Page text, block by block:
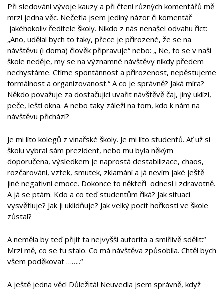
Při sledování vývoje kauzy a při čtení různých komentářů mě
mrzí jedna věc. Nečetla jsem jediný názor či komentář
jakéhokoliv ředitele školy. Nikdo z nás nenašel odvahu říct:
„Ano, udělal bych to taky, přece je přirozené, že se na
návštěvu (i doma) člověk připravuje“ nebo: „ Ne, to se v naší
škole neděje, my se na významné návštěvy nikdy předem
nechystáme. Ctíme spontánnost a přirozenost, nepěstujeme
formálnost a organizovanost.“ A co je správně? Jaká míra?
Někdo považuje za dostačující uvařit návštěvě čaj, jiný uklízí,
peče, leští okna. A nebo taky záleží na tom, kdo k nám na
návštěvu přichází?
Je mi líto kolegů z vinařské školy. Je mi líto studentů. Ať už si
školu vybral sám prezident, nebo mu byla někým
doporučena, výsledkem je naprostá destabilizace, chaos,
rozčarování, vztek, smutek, zklamání a já nevím jaké ještě
jiné negativní emoce. Dokonce to někteří odnesl i zdravotně.
A já se ptám. Kdo a co teď studentům říká? Jak situaci
vysvětluje? Jak ji uklidňuje? Jak velký pocit hořkosti ve škole
zůstal?
A neměla by teď přijít ta nejvyšší autorita a smířlivě sdělit:“
Mrzí mě, co se tu stalo. Co má návštěva způsobila. Chtěl bych
všem poděkovat ……..“
A ještě jedna věc! Důležitá! Neuvedla jsem správně, když